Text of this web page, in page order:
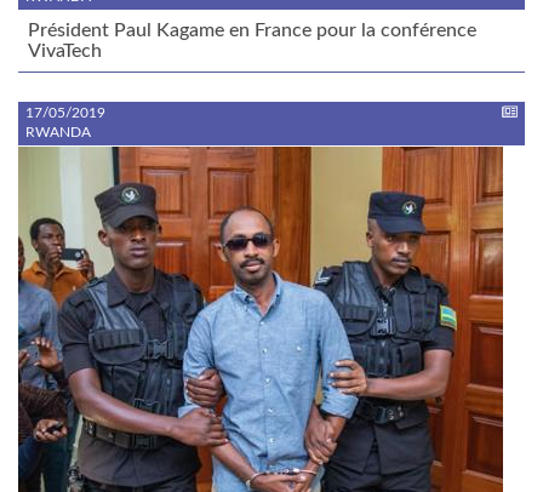
Président Paul Kagame en France pour la conférence
VivaTech
17/05/2019
RWANDA